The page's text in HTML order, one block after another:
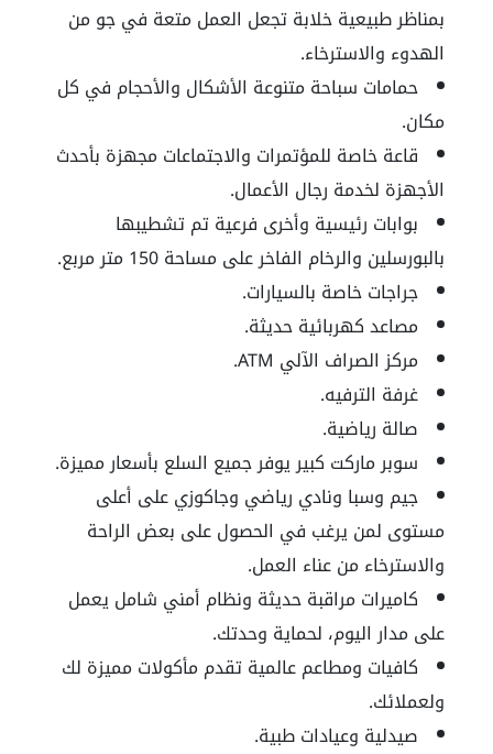
بمناظر طبيعية خلابة تجعل العمل متعة في جو من
الهدوء والاسترخاء.
حمامات سباحة متنوعة الأشكال والأحجام في كل
مكان.
قاعة خاصة للمؤتمرات والاجتماعات مجهزة بأحدث
الأجهزة لخدمة رجال الأعمال.
بوابات رئيسية وأخرى فرعية تم تشطيبها
بالبورسلين والرخام الفاخر على مساحة 150 متر مربع.
جراجات خاصة بالسيارات.
مصاعد كهربائية حديثة.
مركز الصراف الآلي ATM.
غرفة الترفيه.
صالة رياضية.
سوبر ماركت كبير يوفر جميع السلع بأسعار مميزة.
جيم وسبا ونادي رياضي وجاكوزي على أعلى
مستوى لمن يرغب في الحصول على بعض الراحة
والاسترخاء من عناء العمل.
كاميرات مراقبة حديثة ونظام أمني شامل يعمل
على مدار اليوم، لحماية وحدتك.
كافيات ومطاعم عالمية تقدم مأكولات مميزة لك
ولعملائك.
صيدلية وعيادات طبية.